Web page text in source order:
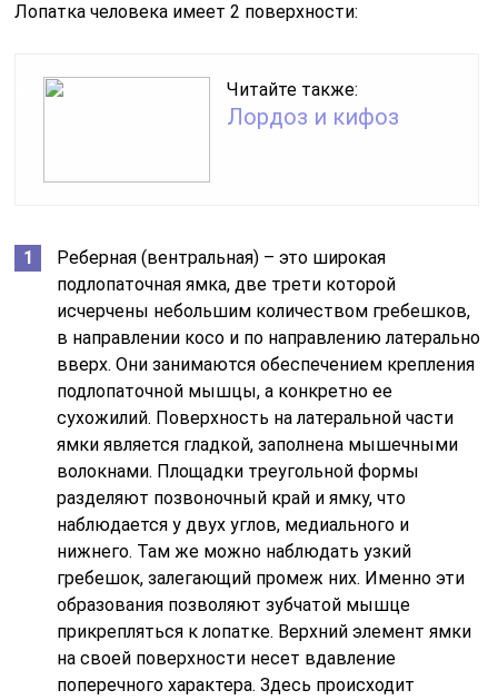
Лопатка человека имеет 2 поверхности:
Читайте также:
Лордоз и кифоз
Реберная (вентральная) – это широкая
подлопаточная ямка, две трети которой
исчерчены небольшим количеством гребешков,
в направлении косо и по направлению латерально
вверх. Они занимаются обеспечением крепления
подлопаточной мышцы, а конкретно ее
сухожилий. Поверхность на латеральной части
ямки является гладкой, заполнена мышечными
волокнами. Площадки треугольной формы
разделяют позвоночный край и ямку, что
наблюдается у двух углов, медиального и
нижнего. Там же можно наблюдать узкий
гребешок, залегающий промеж них. Именно эти
образования позволяют зубчатой мышце
прикрепляться к лопатке. Верхний элемент ямки
на своей поверхности несет вдавление
поперечного характера. Здесь происходит